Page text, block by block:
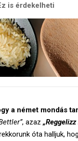
is érdekelheti
a német mondás
, azaz
óta halljuk,